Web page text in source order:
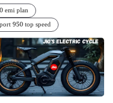
emi plan
950 top speed